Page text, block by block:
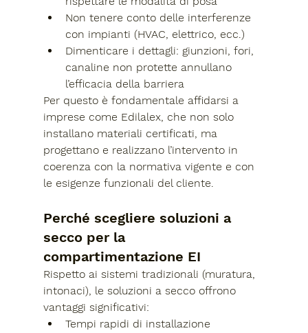
Non tenere conto delle interferenze
con impianti (HVAC, elettrico, ecc.)
Dimenticare i dettagli: giunzioni, fori,
canaline non protette annullano
l’efficacia della barriera
Per questo è fondamentale affidarsi a
imprese come Edilalex, che non solo
installano materiali certificati, ma
progettano e realizzano l’intervento in
coerenza con la normativa vigente e con
le esigenze funzionali del cliente.
Perché scegliere soluzioni a
secco per la
compartimentazione EI
Rispetto ai sistemi tradizionali (muratura,
intonaci), le soluzioni a secco offrono
vantaggi significativi:
Tempi rapidi di installazione